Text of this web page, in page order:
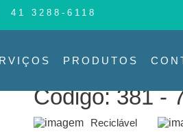
41 3288-6118
PRODUTOS
Produtos > Código: 381
Código: 381 -
Reciclável